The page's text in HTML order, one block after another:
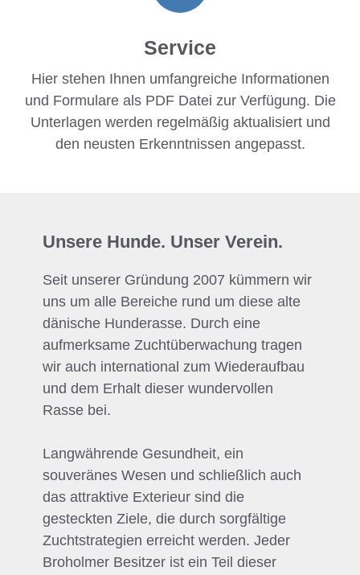
Service
Hier stehen Ihnen umfangreiche Informationen
und Formulare als PDF Datei zur Verfügung. Die
Unterlagen werden regelmäßig aktualisiert und
den neusten Erkenntnissen angepasst.
Unsere Hunde. Unser Verein.
Seit unserer Gründung 2007 kümmern wir
uns um alle Bereiche rund um diese alte
dänische Hunderasse. Durch eine
aufmerksame Zuchtüberwachung tragen
wir auch international zum Wiederaufbau
und dem Erhalt dieser wundervollen
Rasse bei.
Langwährende Gesundheit, ein
souveränes Wesen und schließlich auch
das attraktive Exterieur sind die
gesteckten Ziele, die durch sorgfältige
Zuchtstrategien erreicht werden. Jeder
Broholmer Besitzer ist ein Teil dieser